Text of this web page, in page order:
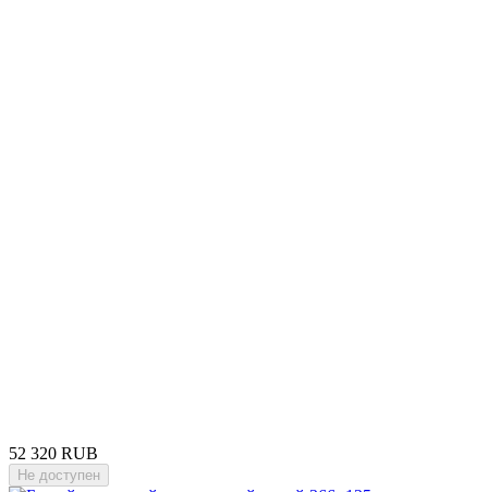
52 320 RUB
Не доступен